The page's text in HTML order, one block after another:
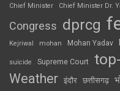
Chief Minister
Chief Minister Dr.
Congress dprcg
Kejriwal mohan Mohan Yadav
suicide Supreme Court
Weather इंदौर छत्तीसगढ़